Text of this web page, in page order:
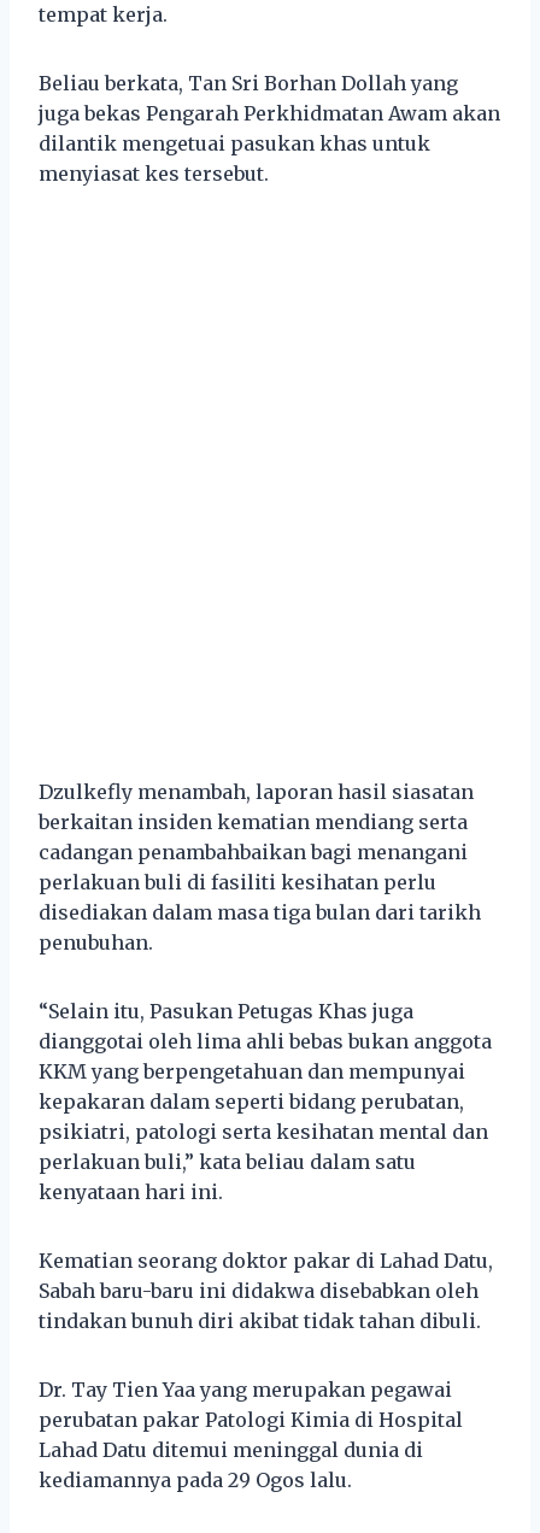
tempat kerja.
Beliau berkata, Tan Sri Borhan Dollah yang
juga bekas Pengarah Perkhidmatan Awam akan
dilantik mengetuai pasukan khas untuk
menyiasat kes tersebut.
Dzulkefly menambah, laporan hasil siasatan
berkaitan insiden kematian mendiang serta
cadangan penambahbaikan bagi menangani
perlakuan buli di fasiliti kesihatan perlu
disediakan dalam masa tiga bulan dari tarikh
penubuhan.
“Selain itu, Pasukan Petugas Khas juga
dianggotai oleh lima ahli bebas bukan anggota
KKM yang berpengetahuan dan mempunyai
kepakaran dalam seperti bidang perubatan,
psikiatri, patologi serta kesihatan mental dan
perlakuan buli,” kata beliau dalam satu
kenyataan hari ini.
Kematian seorang doktor pakar di Lahad Datu,
Sabah baru-baru ini didakwa disebabkan oleh
tindakan bunuh diri akibat tidak tahan dibuli.
Dr. Tay Tien Yaa yang merupakan pegawai
perubatan pakar Patologi Kimia di Hospital
Lahad Datu ditemui meninggal dunia di
kediamannya pada 29 Ogos lalu.